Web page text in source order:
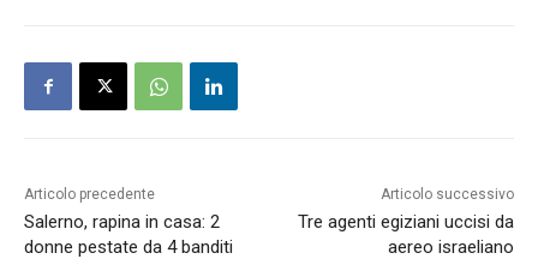
Articolo precedente
Salerno, rapina in casa: 2
donne pestate da 4 banditi
Articolo successivo
Tre agenti egiziani uccisi da
aereo israeliano